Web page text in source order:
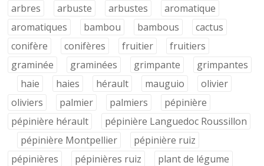
arbres
arbuste arbustes
aromatique
aromatiques
bambou bambous
cactus
conifère
conifères fruitier
fruitiers
graminée
graminées grimpante
grimpantes
haie
haies hérault mauguio
olivier
oliviers
palmier palmiers
pépinière
pépinière hérault
pépinière Languedoc Roussillon
pépinière Montpellier
pépinière ruiz
pépinières
pépinières ruiz
plant de légume